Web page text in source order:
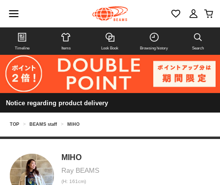
Timeline Items Look Book Browsing history Search
Notice regarding product delivery
TOP > BEAMS staff > MIHO
MIHO
Ray BEAMS
(H: 161cm)